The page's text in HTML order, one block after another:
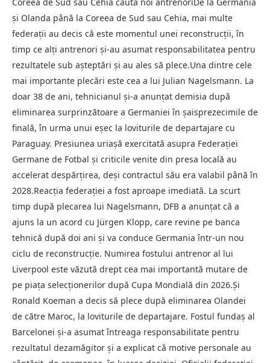
și Olanda până la Coreea de Sud sau Cehia, mai multe
federații au decis că este momentul unei reconstrucții, în
timp ce alți antrenori și-au asumat responsabilitatea pentru
rezultatele sub așteptări și au ales să plece.Una dintre cele
mai importante plecări este cea a lui Julian Nagelsmann. La
doar 38 de ani, tehnicianul și-a anunțat demisia după
eliminarea surprinzătoare a Germaniei în șaisprezecimile de
finală, în urma unui eșec la loviturile de departajare cu
Paraguay. Presiunea uriașă exercitată asupra Federației
Germane de Fotbal și criticile venite din presa locală au
accelerat despărțirea, deși contractul său era valabil până în
2028.Reacția federației a fost aproape imediată. La scurt
timp după plecarea lui Nagelsmann, DFB a anunțat că a
ajuns la un acord cu Jürgen Klopp, care revine pe banca
tehnică după doi ani și va conduce Germania într-un nou
ciclu de reconstrucție. Numirea fostului antrenor al lui
Liverpool este văzută drept cea mai importantă mutare de
pe piața selecționerilor după Cupa Mondială din 2026.Și
Ronald Koeman a decis să plece după eliminarea Olandei
de către Maroc, la loviturile de departajare. Fostul fundaș al
Barcelonei și-a asumat întreaga responsabilitate pentru
rezultatul dezamăgitor și a explicat că motive personale au